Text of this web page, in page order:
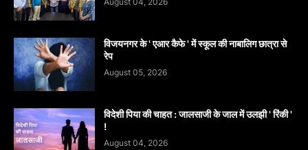
विजयनगर के ' एआर कैफे ' में स्कूल की नाबालिग छात्रा से
रेप
August 05, 2026
विदेशी पिया की चाहत : जालसाजी के जाल में उलझी ' रिंकी '
!
August 04, 2026